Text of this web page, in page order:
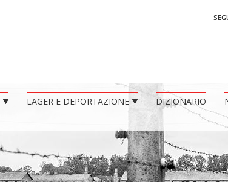
LAGER E DEPORTAZIONE DIZIONARIO